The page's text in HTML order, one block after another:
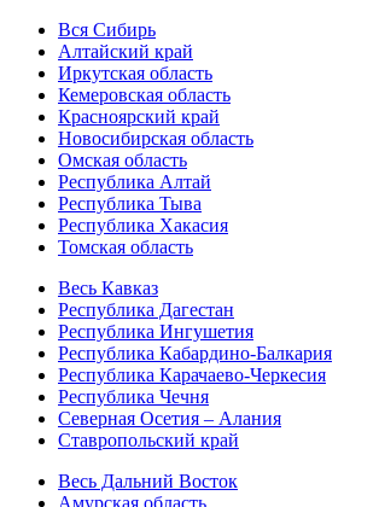
Вся Сибирь
Алтайский край
Иркутская область
Кемеровская область
Красноярский край
Новосибирская область
Омская область
Республика Алтай
Республика Тыва
Республика Хакасия
Томская область
Весь Кавказ
Республика Дагестан
Республика Ингушетия
Республика Кабардино-Балкария
Республика Карачаево-Черкесия
Республика Чечня
Северная Осетия – Алания
Ставропольский край
Весь Дальний Восток
Амурская область